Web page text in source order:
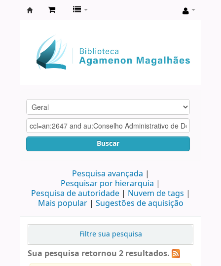
Agamenon
Magalhães
Buscar
Pesquisa avançada
Pesquisar por hierarquia
Pesquisa de autoridade
Nuvem de tags
Mais popular
Sugestões de aquisição
Filtre sua pesquisa
Sua pesquisa retornou 2 resultados.